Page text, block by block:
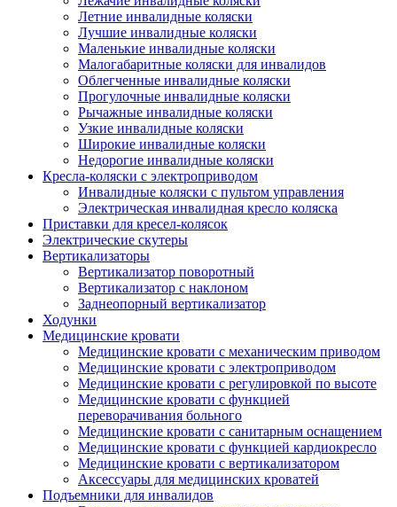
Летние инвалидные коляски
Лучшие инвалидные коляски
Маленькие инвалидные коляски
Малогабаритные коляски для инвалидов
Облегченные инвалидные коляски
Прогулочные инвалидные коляски
Рычажные инвалидные коляски
Узкие инвалидные коляски
Широкие инвалидные коляски
Недорогие инвалидные коляски
Кресла-коляски с электроприводом
Инвалидные коляски с пультом управления
Электрическая инвалидная кресло коляска
Приставки для кресел-колясок
Электрические скутеры
Вертикализаторы
Вертикализатор поворотный
Вертикализатор с наклоном
Заднеопорный вертикализатор
Ходунки
Медицинские кровати
Медицинские кровати с механическим приводом
Медицинские кровати с электроприводом
Медицинские кровати с регулировкой по высоте
Медицинские кровати с функцией
переворачивания больного
Медицинские кровати с санитарным оснащением
Медицинские кровати с функцией кардиокресло
Медицинские кровати с вертикализатором
Аксессуары для медицинских кроватей
Подъемники для инвалидов